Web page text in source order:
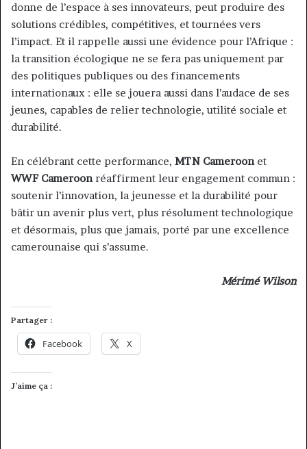
donne de l’espace à ses innovateurs, peut produire des
solutions crédibles, compétitives, et tournées vers
l’impact. Et il rappelle aussi une évidence pour l’Afrique :
la transition écologique ne se fera pas uniquement par
des politiques publiques ou des financements
internationaux : elle se jouera aussi dans l’audace de ses
jeunes, capables de relier technologie, utilité sociale et
durabilité.
En célébrant cette performance, MTN Cameroonet
WWF Cameroonréaffirment leur engagement commun :
soutenir l’innovation, la jeunesse et la durabilité pour
bâtir un avenir plus vert, plus résolument technologique
et désormais, plus que jamais, porté par une excellence
camerounaise qui s’assume.
Mérimé Wilson
Partager :
Facebook X
J’aime ça :